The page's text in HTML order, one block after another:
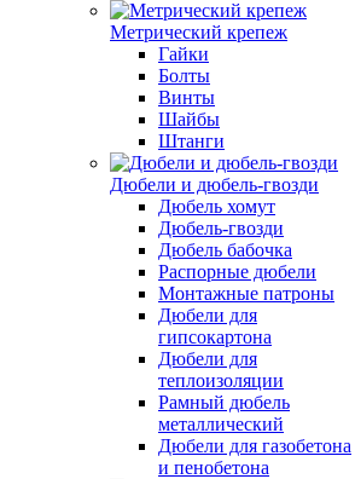
Метрический крепеж
Гайки
Болты
Винты
Шайбы
Штанги
Дюбели и дюбель-гвозди
Дюбель хомут
Дюбель-гвозди
Дюбель бабочка
Распорные дюбели
Монтажные патроны
Дюбели для
гипсокартона
Дюбели для
теплоизоляции
Рамный дюбель
металлический
Дюбели для газобетона
и пенобетона